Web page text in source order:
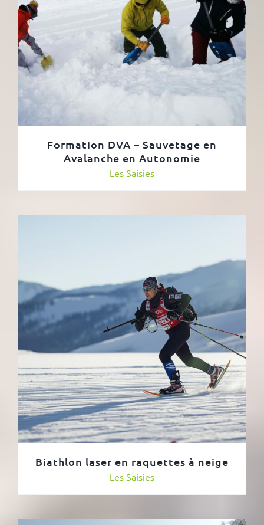
Formation DVA – Sauvetage en
Avalanche en Autonomie
Les Saisies
Biathlon laser en raquettes à neige
Les Saisies